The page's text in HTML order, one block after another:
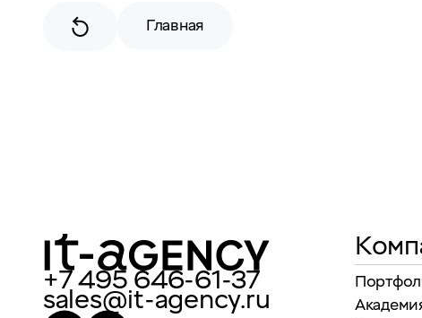
Главная
+7 495 646-61-37
sales@it-agency.ru